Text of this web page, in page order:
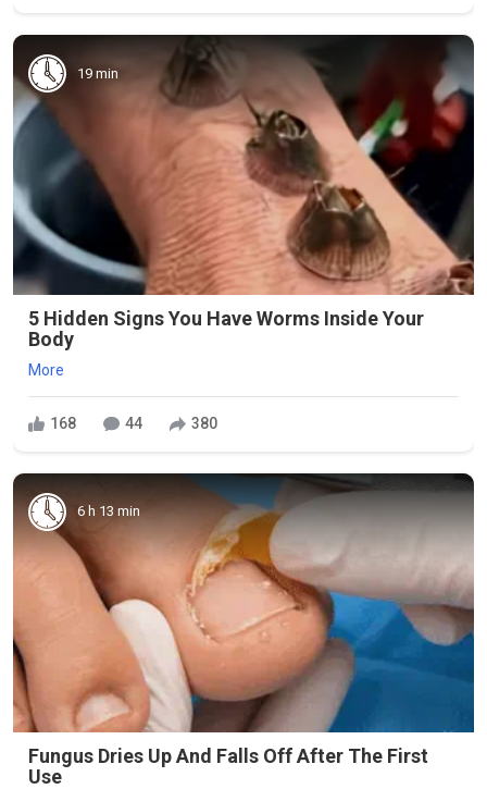
19 min
5 Hidden Signs You Have Worms Inside Your
Body
More
168 44 380
6 h 13 min
Fungus Dries Up And Falls Off After The First
Use